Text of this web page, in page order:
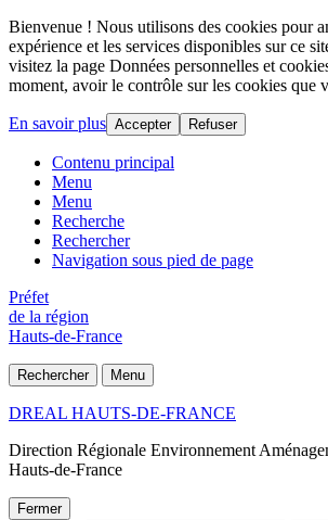
Bienvenue ! Nous utilisons des cookies pour
expérience et les services disponibles sur ce
visitez la page Données personnelles et
moment, avoir le contrôle sur les cookies que
En savoir plus Accepter Refuser
Contenu principal
Menu
Menu
Recherche
Rechercher
Navigation sous pied de page
Préfet
de la région
Hauts-de-France
Rechercher Menu
DREAL HAUTS-DE-FRANCE
Direction Régionale Environnement
Hauts-de-France
Fermer